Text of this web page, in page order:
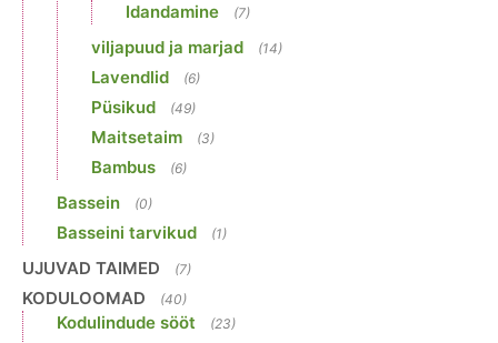
Idandamine (7)
viljapuud ja marjad (14)
Lavendlid (6)
Püsikud (49)
Maitsetaim (3)
Bambus (6)
Bassein (0)
Basseini tarvikud (1)
UJUVAD TAIMED (7)
KODULOOMAD (40)
Kodulindude sööt (23)